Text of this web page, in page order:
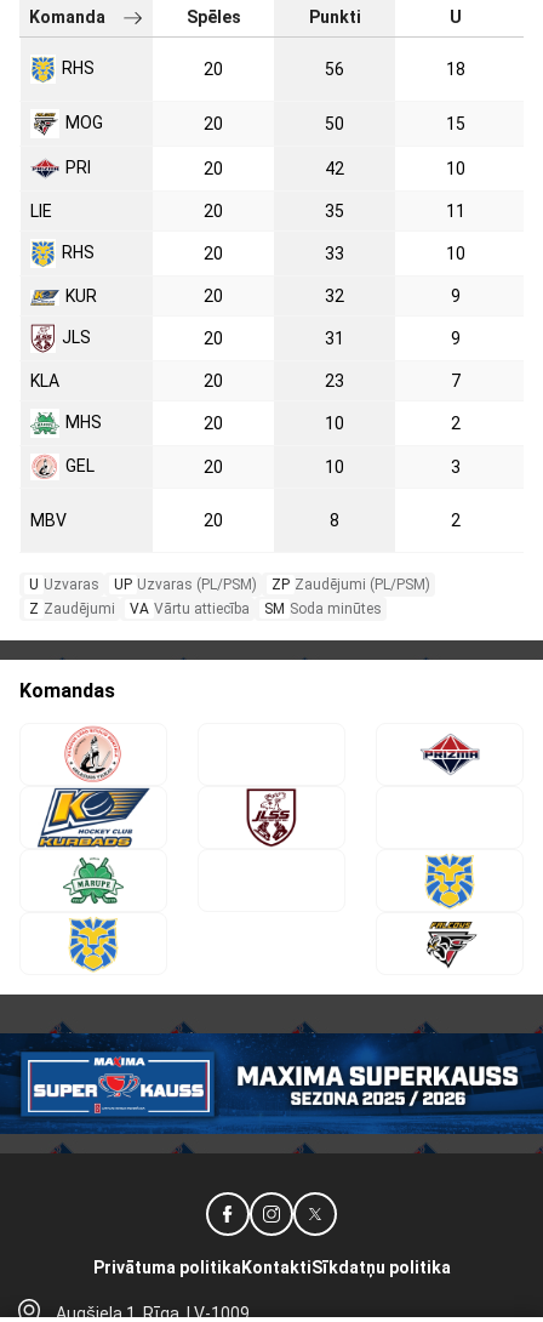
Komanda Spēles Punkti U
RHS 20 56 18
MOG 20 50 15
PRI 20 42 10
LIE 20 35 11
RHS 20 33 10
KUR 20 32 9
JLS 20 31 9
KLA 20 23 7
MHS 20 10 2
GEL 20 10 3
MBV 20 8 2
U Uzvaras UP Uzvaras (PL/PSM) ZP Zaudējumi (PL/PSM)
Z Zaudējumi VA Vārtu attiecība SM Soda minūtes
Komandas
Augšiela 1, Rīga, LV-1009
Privātuma politika KontaktiSīkdatņu politika